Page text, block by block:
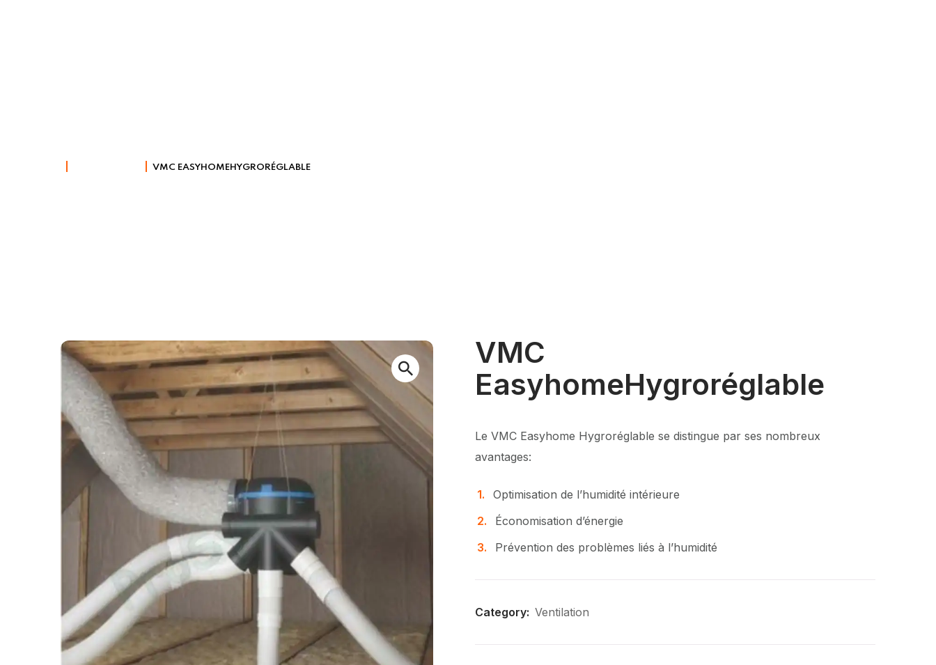
VMC EASYHOMEHYGRORÉGLABLE
VMC
EasyhomeHygroréglable
Le VMC Easyhome Hygroréglable se distingue par ses nombreux
avantages:
Optimisation de l’humidité intérieure
Économisation d’énergie
Prévention des problèmes liés à l’humidité
Category: Ventilation